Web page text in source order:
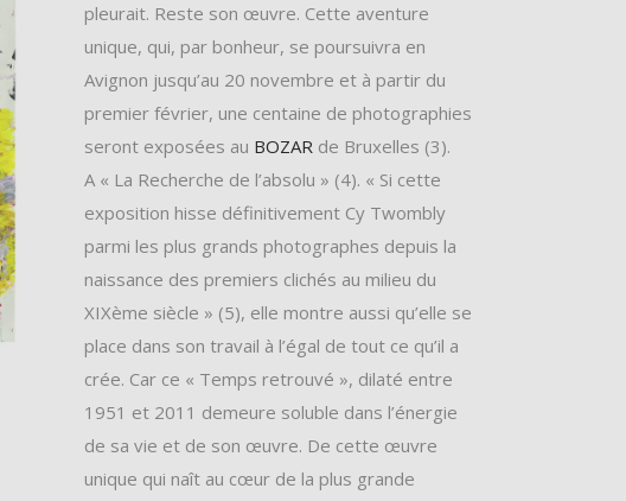
pleurait. Reste son œuvre. Cette aventure
unique, qui, par bonheur, se poursuivra en
Avignon jusqu’au 20 novembre et à partir du
premier février, une centaine de photographies
seront exposées au BOZAR de Bruxelles (3).
A « La Recherche de l’absolu » (4). « Si cette
exposition hisse définitivement Cy Twombly
parmi les plus grands photographes depuis la
naissance des premiers clichés au milieu du
XIXème siècle » (5), elle montre aussi qu’elle se
place dans son travail à l’égal de tout ce qu’il a
crée. Car ce « Temps retrouvé », dilaté entre
1951 et 2011 demeure soluble dans l’énergie
de sa vie et de son œuvre. De cette œuvre
unique qui naît au cœur de la plus grande